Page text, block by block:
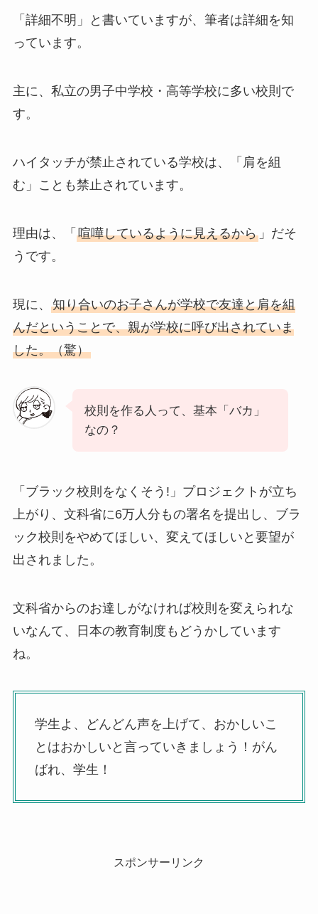
「詳細不明」と書いていますが、筆者は詳細を知
っています。
主に、私立の男子中学校・高等学校に多い校則で
す。
ハイタッチが禁止されている学校は、「肩を組
む」ことも禁止されています。
理由は、「 喧嘩しているように見えるから」だそ
うです。
現に、 知り合いのお子さんが学校で友達と肩を組
んだということで、親が学校に呼び出されていま
した。（驚）
校則を作る人って、基本「バカ」
なの？
「ブラック校則をなくそう!」プロジェクトが立ち
上がり、文科省に6万人分もの署名を提出し、ブラ
ック校則をやめてほしい、変えてほしいと要望が
出されました。
文科省からのお達しがなければ校則を変えられな
いなんて、日本の教育制度もどうかしています
ね。
学生よ、どんどん声を上げて、おかしいこ
とはおかしいと言っていきましょう！がん
ばれ、学生！
スポンサーリンク